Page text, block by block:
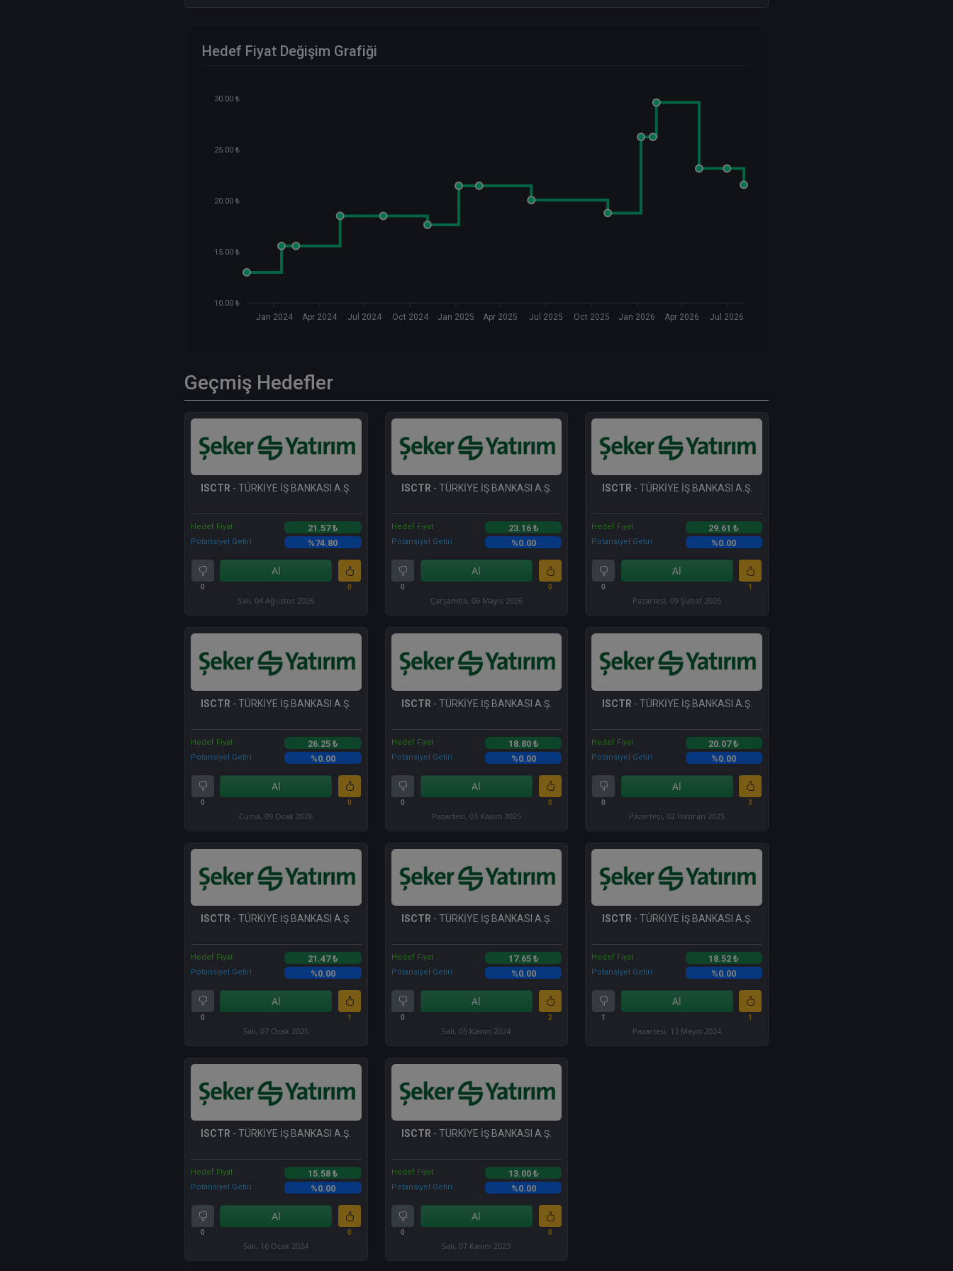
Hedef Fiyat Değişim Grafiği
30.00 ₺
25.00 ₺
20.00 ₺
15.00 ₺
10.00 ₺
Jan 2024 Apr 2024 Jul 2024 Oct 2024 Jan 2025 Apr 2025 Jul 2025 Oct 2025 Jan 2026 Apr 2026 Jul 2026
Geçmiş Hedefler
ISCTR - TÜRKİYE İŞ BANKASI A.Ş.
Hedef Fiyat 21.57 ₺
Potansiyel Getiri %74.80
0
Al
0
Salı, 04 Ağustos 2026
ISCTR - TÜRKİYE İŞ BANKASI A.Ş.
Hedef Fiyat 23.16 ₺
Potansiyel Getiri %0.00
0
Al
0
Çarşamba, 06 Mayıs 2026
ISCTR - TÜRKİYE İŞ BANKASI A.Ş.
Hedef Fiyat 29.61 ₺
Potansiyel Getiri %0.00
0
Al
1
Pazartesi, 09 Şubat 2026
ISCTR - TÜRKİYE İŞ BANKASI A.Ş.
Hedef Fiyat 26.25 ₺
Potansiyel Getiri %0.00
0
Al
0
Cuma, 09 Ocak 2026
ISCTR - TÜRKİYE İŞ BANKASI A.Ş.
Hedef Fiyat 18.80 ₺
Potansiyel Getiri %0.00
0
Al
0
Pazartesi, 03 Kasım 2025
ISCTR - TÜRKİYE İŞ BANKASI A.Ş.
Hedef Fiyat 20.07 ₺
Potansiyel Getiri %0.00
0
Al
3
Pazartesi, 02 Haziran 2025
ISCTR - TÜRKİYE İŞ BANKASI A.Ş.
Hedef Fiyat 21.47 ₺
Potansiyel Getiri %0.00
0
Al
1
Salı, 07 Ocak 2025
ISCTR - TÜRKİYE İŞ BANKASI A.Ş.
Hedef Fiyat 17.65 ₺
Potansiyel Getiri %0.00
0
Al
2
Salı, 05 Kasım 2024
ISCTR - TÜRKİYE İŞ BANKASI A.Ş.
Hedef Fiyat 18.52 ₺
Potansiyel Getiri %0.00
1
Al
1
Pazartesi, 13 Mayıs 2024
ISCTR - TÜRKİYE İŞ BANKASI A.Ş.
Hedef Fiyat 15.58 ₺
Potansiyel Getiri %0.00
0
Al
0
Salı, 16 Ocak 2024
ISCTR - TÜRKİYE İŞ BANKASI A.Ş.
Hedef Fiyat 13.00 ₺
Potansiyel Getiri %0.00
0
Al
0
Salı, 07 Kasım 2023